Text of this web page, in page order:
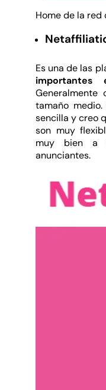
Home de la
Es una de las
Generalmente
tamaño
sencilla y creo
son muy
muy bien a
anunciantes.